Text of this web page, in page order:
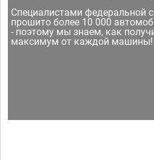
Специалистами федеральной
прошито более 10 000
- поэтому мы знаем, как
максимум от каждой машины!